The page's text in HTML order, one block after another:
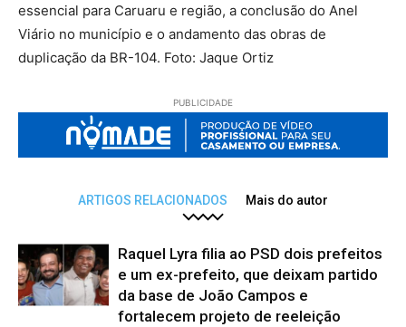
essencial para Caruaru e região, a conclusão do Anel
Viário no município e o andamento das obras de
duplicação da BR-104. Foto: Jaque Ortiz
PUBLICIDADE
ARTIGOS RELACIONADOS Mais do autor
Raquel Lyra filia ao PSD dois prefeitos
e um ex-prefeito, que deixam partido
da base de João Campos e
fortalecem projeto de reeleição